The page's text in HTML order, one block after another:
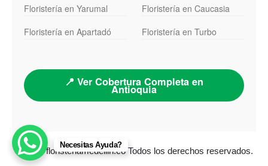
Floristería en Yarumal
Floristería en Caucasia
Floristería en Apartadó
Floristería en Turbo
📍 Ver Cobertura Completa en
Antioquia
© 2026 floristeriamedellin.co Todos los derechos reservados.
Necesitas Ayuda?